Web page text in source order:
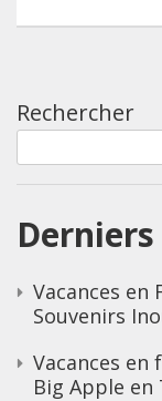
Rechercher
Vacances en
Souvenirs
Vacances en
Big Apple en